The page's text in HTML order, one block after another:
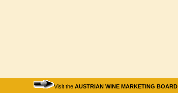
Visit the AUSTRIAN WINE MARKETING BOARD